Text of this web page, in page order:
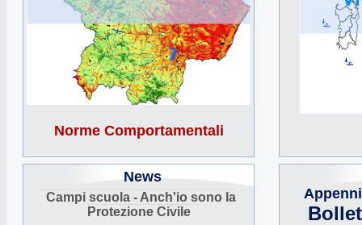
Norme Comportamentali
News
Campi scuola - Anch'io sono la
Protezione Civile